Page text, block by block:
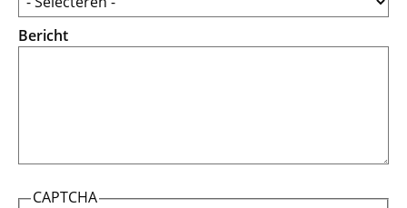
Bericht
CAPTCHA